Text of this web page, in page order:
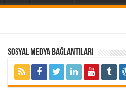
Sosyal Medya Bağlantıları